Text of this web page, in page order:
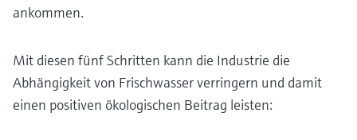
ankommen.
Mit diesen fünf Schritten kann die Industrie die
Abhängigkeit von Frischwasser verringern und damit
einen positiven ökologischen Beitrag leisten: